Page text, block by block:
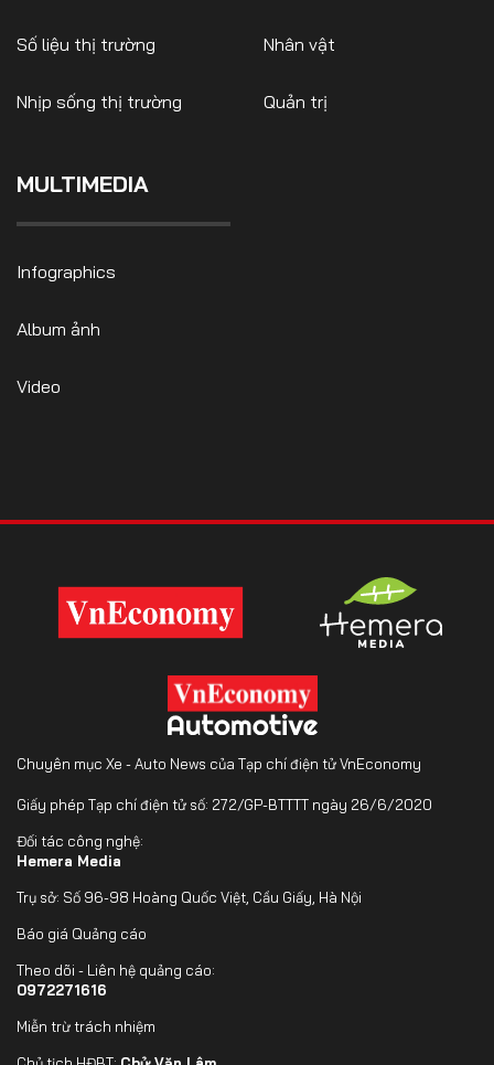
DÒNG XE
FOLLOW US
0972271616
Số liệu thị trường
Nhịp sống thị trường
Nhân vật
Quản trị
MULTIMEDIA
Infographics
Album ảnh
Video
Chuyên mục Xe - Auto News của Tạp chí điện tử VnEconomy
Giấy phép Tạp chí điện tử số: 272/GP-BTTTT ngày 26/6/2020
Đối tác công nghệ:
Hemera Media
Trụ sở: Số 96-98 Hoàng Quốc Việt, Cầu Giấy, Hà Nội
Báo giá Quảng cáo
Theo dõi - Liên hệ quảng cáo:
0972271616
Miễn trừ trách nhiệm